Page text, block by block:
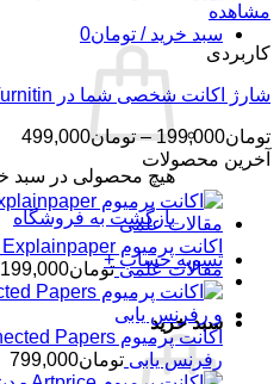
سبد خرید / تومان0
هیچ محصولی در سبد
بازگشت به فروشگاه
تسویه حساب +
سبد خرید
مشاهده
کاربردی
شارژ اکانت شخصی شما در Turnitin – برسی سرقت ادبی
تومان199,000
– تومان499,000
تا
آخرین محصولات
مقالات علمی تومان199,000
رفرنس یابی تومان799,000